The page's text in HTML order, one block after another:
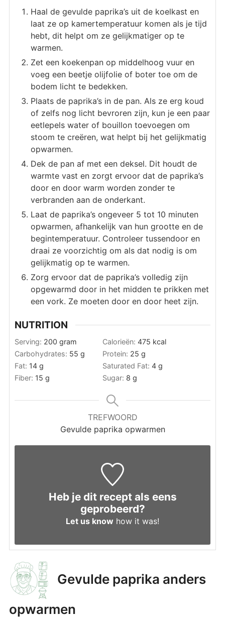
Haal de gevulde paprika’s uit de koelkast en
laat ze op kamertemperatuur komen als je tijd
hebt, dit helpt om ze gelijkmatiger op te
warmen.
Zet een koekenpan op middelhoog vuur en
voeg een beetje olijfolie of boter toe om de
bodem licht te bedekken.
Plaats de paprika’s in de pan. Als ze erg koud
of zelfs nog licht bevroren zijn, kun je een paar
eetlepels water of bouillon toevoegen om
stoom te creëren, wat helpt bij het gelijkmatig
opwarmen.
Dek de pan af met een deksel. Dit houdt de
warmte vast en zorgt ervoor dat de paprika’s
door en door warm worden zonder te
verbranden aan de onderkant.
Laat de paprika’s ongeveer 5 tot 10 minuten
opwarmen, afhankelijk van hun grootte en de
begintemperatuur. Controleer tussendoor en
draai ze voorzichtig om als dat nodig is om
gelijkmatig op te warmen.
Zorg ervoor dat de paprika’s volledig zijn
opgewarmd door in het midden te prikken met
een vork. Ze moeten door en door heet zijn.
NUTRITION
Serving: 200 gram Calorieën: 475 kcal
Carbohydrates: 55 g Protein: 25 g
Fat: 14 g Saturated Fat: 4 g
Fiber: 15 g Sugar: 8 g
TREFWOORD
Gevulde paprika opwarmen
Heb je dit recept als eens
geprobeerd?
Let us know how it was!
Gevulde paprika anders
opwarmen